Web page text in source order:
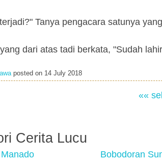
Tanya pengacara satunya
dari atas tadi berkata, "Sudah
posted on 14 July 2018
««
Cerita Lucu
Bobodoran